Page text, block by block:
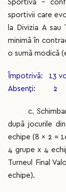
Sportivă –
sportivii care
la Divizia A
minimă în
o sumă modică
Împotrivă: 13
Absenți: 2
c.
după jocurile
echipe (8 x 2 =
4 grupe x 4
Turneul Final